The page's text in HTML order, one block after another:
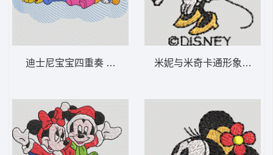
迪士尼宝宝四重奏 迪士尼宝贝-DST格式米妮与米奇卡通形象 米妮